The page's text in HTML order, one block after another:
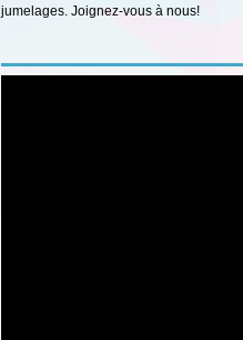
jumelages. Joignez-vous à nous!